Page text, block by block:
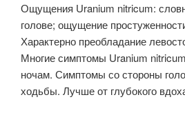
Ощущения Uranium nitricum:
голове; ощущение
Характерно преобладание
Многие симптомы Uranium
ночам. Симптомы со стороны
ходьбы. Лучше от глубокого